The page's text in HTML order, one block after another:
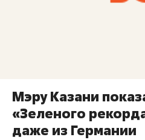
Мэру Казани
«Зеленого
даже из Германии